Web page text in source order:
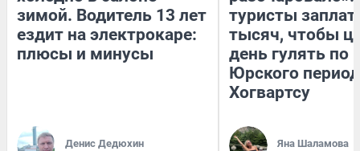
зимой. Водитель 13 лет
ездит на электрокаре:
плюсы и минусы
Денис Дедюхин
туристы
тысяч, чтобы
день гулять по
Юрского
Хогвартсу
Яна Шаламова